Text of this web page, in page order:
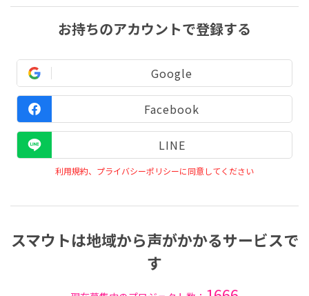
お持ちのアカウントで登録する
Google
Facebook
LINE
利用規約、プライバシーポリシーに同意してください
スマウトは地域から声がかかるサービスで
す